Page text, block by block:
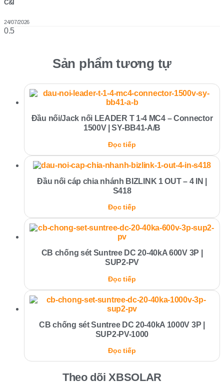
C&I
24/07/2026
Sản phẩm tương tự
Đầu nối/Jack nối LEADER T 1-4 MC4 – Connector
1500V | SY-BB41-A/B
Đọc tiếp
Đầu nối cáp chia nhánh BIZLINK 1 OUT – 4 IN |
S418
Đọc tiếp
CB chống sét Suntree DC 20-40kA 600V 3P |
SUP2-PV
Đọc tiếp
CB chống sét Suntree DC 20-40kA 1000V 3P |
SUP2-PV-1000
Đọc tiếp
Theo dõi XBSOLAR